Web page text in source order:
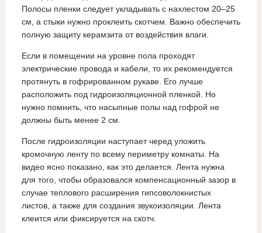
Полосы пленки следует укладывать с нахлестом 20–25
см, а стыки нужно проклеить скотчем. Важно обеспечить
полную защиту керамзита от воздействия влаги.
Если в помещении на уровне пола проходят
электрические провода и кабели, то их рекомендуется
протянуть в гофрированном рукаве. Его лучше
расположить под гидроизоляционной пленкой. Но
нужно помнить, что насыпные полы над гофрой не
должны быть менее 2 см.
После гидроизоляции наступает черед уложить
кромочную ленту по всему периметру комнаты. На
видео ясно показано, как это делается. Лента нужна
для того, чтобы образовался компенсационный зазор в
случае теплового расширения гипсоволокнистых
листов, а также для создания звукоизоляции. Лента
клеится или фиксируется на скотч.